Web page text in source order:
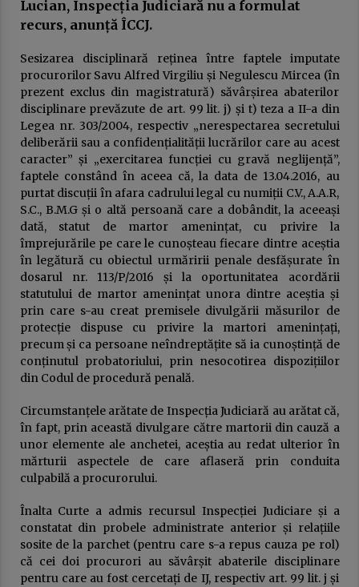
performanţă. Apare „lista ruşinii” şi se
dublează alte impozite
14 ianuarie 2026
nevoie de o piață RCA corectă și echilibrată!”
14 octombrie 2025
Președintele Consiliului Județean Prahova,
Virgiliu Nanu, convoacă la consultări liderii
partidelor din Consiliul Local Ploiești
9 septembrie 2025
Lucian, Inspecția Judiciară nu a formulat
recurs, anunță ÎCCJ.
Sesizarea disciplinară reținea între faptele imputate
procurorilor Savu Alfred Virgiliu și Negulescu Mircea (în
prezent exclus din magistratură) săvârșirea abaterilor
disciplinare prevăzute de art. 99 lit. j) și t) teza a II-a din
Legea nr. 303/2004, respectiv „nerespectarea secretului
deliberării sau a confidențialității lucrărilor care au acest
caracter” și „exercitarea funcției cu gravă neglijență”,
faptele constând în aceea că, la data de 13.04.2016, au
purtat discuții în afara cadrului legal cu numiții C.V., A.A.R,
S.C., B.M.G și o altă persoană care a dobândit, la aceeași
dată, statut de martor amenințat, cu privire la
împrejurările pe care le cunoșteau fiecare dintre aceștia
în legătură cu obiectul urmăririi penale desfășurate în
dosarul nr. 113/P/2016 și la oportunitatea acordării
statutului de martor amenințat unora dintre aceștia și
prin care s-au creat premisele divulgării măsurilor de
protecție dispuse cu privire la martori amenințați,
precum și ca persoane neîndreptățite să ia cunoștință de
conținutul probatoriului, prin nesocotirea dispozițiilor
din Codul de procedură penală.
Circumstanțele arătate de Inspecția Judiciară au arătat că,
în fapt, prin această divulgare către martorii din cauză a
unor elemente ale anchetei, aceștia au redat ulterior în
mărturii aspectele de care aflaseră prin conduita
culpabilă a procurorului.
Înalta Curte a admis recursul Inspecției Judiciare și a
constatat din probele administrate anterior și relațiile
sosite de la parchet (pentru care s-a repus cauza pe rol)
că cei doi procurori au săvârșit abaterile disciplinare
pentru care au fost cercetați de IJ, respectiv art. 99 lit. j și